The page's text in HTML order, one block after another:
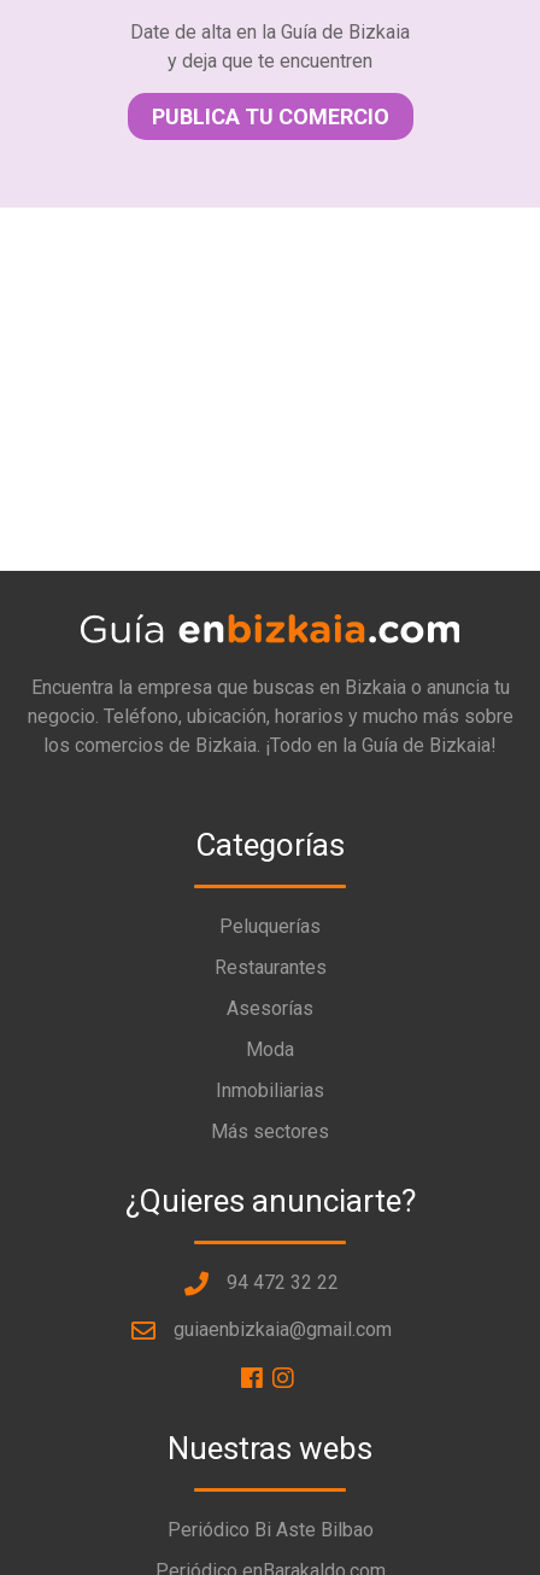
Date de alta en la Guía de Bizkaia
y deja que te encuentren
PUBLICA TU COMERCIO
Encuentra la empresa que buscas en Bizkaia o anuncia tu
negocio. Teléfono, ubicación, horarios y mucho más sobre
los comercios de Bizkaia. ¡Todo en la Guía de Bizkaia!
Categorías
Peluquerías
Restaurantes
Asesorías
Moda
Inmobiliarias
Más sectores
¿Quieres anunciarte?
94 472 32 22
guiaenbizkaia@gmail.com
Nuestras webs
Periódico Bi Aste Bilbao